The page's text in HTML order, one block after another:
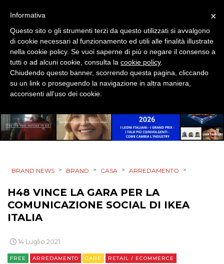
PROMOZIONI
PUNTI VENDITA
CSR
STRATEGIE
CINEMA
ESTERNA
BRAND NEWS > BRAND > CASA > ARREDAMENTO >
H48 VINCE LA GARA PER LA
COMUNICAZIONE SOCIAL DI IKEA
ITALIA
14 Luglio 2021
FREE ARREDAMENTO GARE RETAIL / ECOMMERCE
×
Informativa
Questo sito o gli strumenti terzi da questo utilizzati si avvalgono
di cookie necessari al funzionamento ed utili alle finalità illustrate
nella cookie policy. Se vuoi saperne di più o negare il consenso a
tutti o ad alcuni cookie, consulta la cookie policy.
Chiudendo questo banner, scorrendo questa pagina, cliccando
su un link o proseguendo la navigazione in altra maniera,
acconsenti all’uso dei cookie.